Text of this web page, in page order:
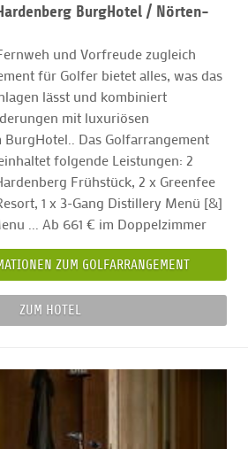
BurgHotel / Nörten-
und Vorfreude zugleich
für Golfer bietet alles, was das
lässt und kombiniert
mit luxuriösen
BurgHotel.. Das Golfarrangement
folgende Leistungen: 2
Frühstück, 2 x Greenfee
1 x 3-Gang Distillery Menü [&]
... Ab 661 € im Doppelzimmer
ZUM GOLFARRANGEMENT
ZUM HOTEL